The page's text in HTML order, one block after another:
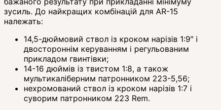
зусиль. До найкращих комбінацій для AR-15
належать:
14,5-дюймовий ствол із кроком нарізів 1:9″ і
двостороннім керуванням і регульованим
прикладом гвинтівки;
14-16 дюймів із твистом 1:8, а також
мультикаліберним патронником 223-5,56;
нехромований ствол із кроком нарізів 1:7 і
суворим патронником 223 Rem.